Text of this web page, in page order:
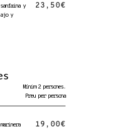
y
y
23,50€
Mínim 2 persones.
Preu per persona
19,00€